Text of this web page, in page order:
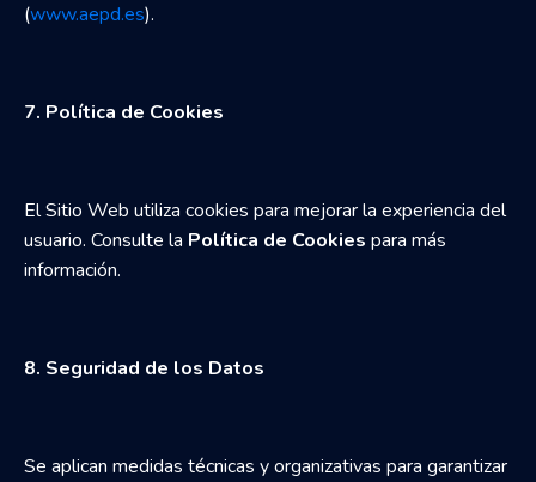
(www.aepd.es).
7. Política de Cookies
El Sitio Web utiliza cookies para mejorar la experiencia del
usuario. Consulte la Política de Cookies para más
información.
8. Seguridad de los Datos
Se aplican medidas técnicas y organizativas para garantizar